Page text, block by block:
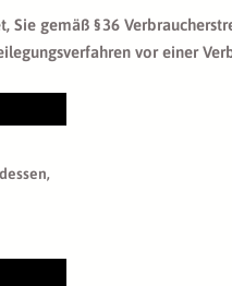
Sie gemäß § 36
vor einer